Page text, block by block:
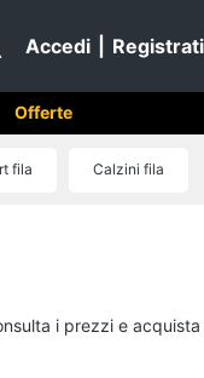
Accedi Registrati
Offerte
fila Calzini fila
i prezzi e